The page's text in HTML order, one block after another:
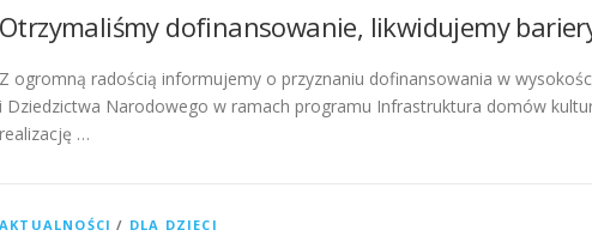
Otrzymaliśmy dofinansowanie, likwidujemy
Z ogromną radością informujemy o przyznaniu dofinansowania w
i Dziedzictwa Narodowego w ramach programu Infrastruktura domów
realizację …
AKTUALNOŚCI / DLA DZIECI